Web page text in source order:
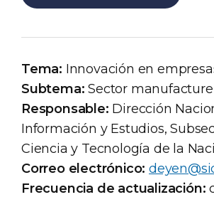
Tema: Innovación en
Subtema: Sector
Responsable: Dirección
Información y Estudios,
Ciencia y Tecnología de la
Correo electrónico:
Frecuencia de actualización: